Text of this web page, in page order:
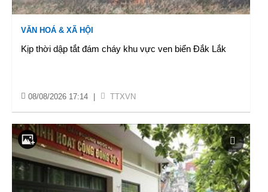
VĂN HOÁ & XÃ HỘI
Kịp thời dập tắt đám cháy khu vực ven biển Đắk Lắk
08/08/2026 17:14 TTXVN